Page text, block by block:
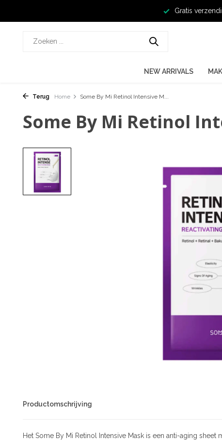
Gratis
NEW ARRIVALS
Terug Home Some By Mi Retinol Intensive M...
Some By Mi Retinol
Productomschrijving
Het Some By Mi Retinol Intensive Mask is een anti-aging sheet